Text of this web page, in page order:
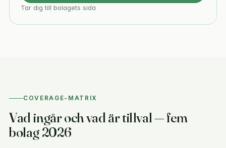
Tar dig till bolagets sida
COVERAGE-MATRIX
Vad ingår och vad är tillval — fem
bolag 2026